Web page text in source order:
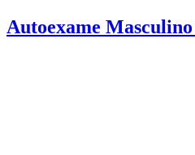
Autoexame